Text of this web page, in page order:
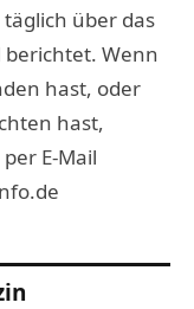
über das
berichtet. Wenn
hast, oder
hast,
E-Mail